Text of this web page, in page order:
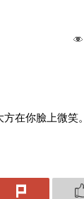
在你臉上微笑。